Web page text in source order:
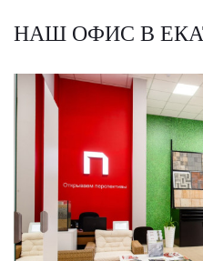
НАШ ОФИС В